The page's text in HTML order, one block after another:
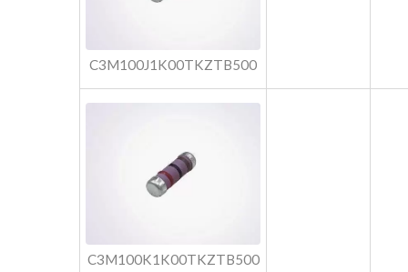
C3M100J1K00TKZTB500
C3M100K1K00TKZTB500